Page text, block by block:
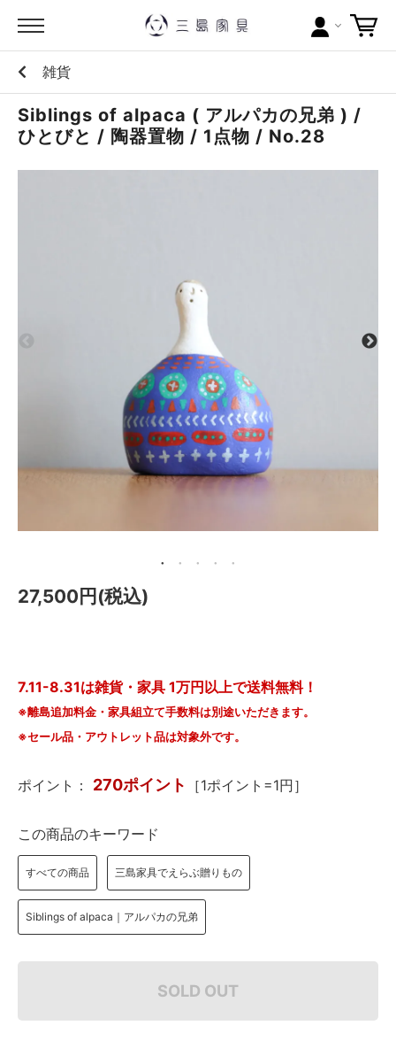
カテゴリー
ブランドから探す
ラッピングについて
メールマガジン
雑貨
Siblings of alpaca ( アルパカの兄弟 ) /
ひとびと / 陶器置物 / 1点物 / No.28
27,500円(税込)
7.11-8.31は雑貨・家具 1万円以上で送料無料！
※離島追加料金・家具組立て手数料は別途いただきます。
※セール品・アウトレット品は対象外です。
ポイント： 270ポイント ［1ポイント=1円］
この商品のキーワード
すべての商品 三島家具でえらぶ贈りもの
Siblings of alpaca｜アルパカの兄弟
SOLD OUT